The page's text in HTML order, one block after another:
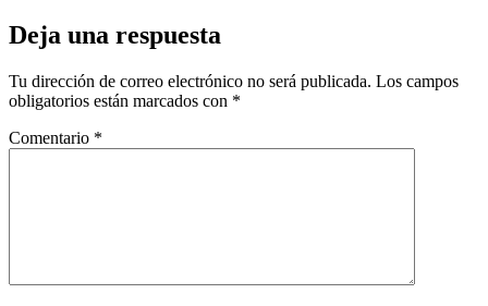
Deja una respuesta
Tu dirección de correo electrónico no será publicada. Los campos
obligatorios están marcados con *
Comentario *